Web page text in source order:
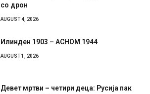
со дрон
AUGUST 4, 2026
Илинден 1903 – АСНОМ 1944
AUGUST 1, 2026
Девет мртви – четири деца: Русија пак